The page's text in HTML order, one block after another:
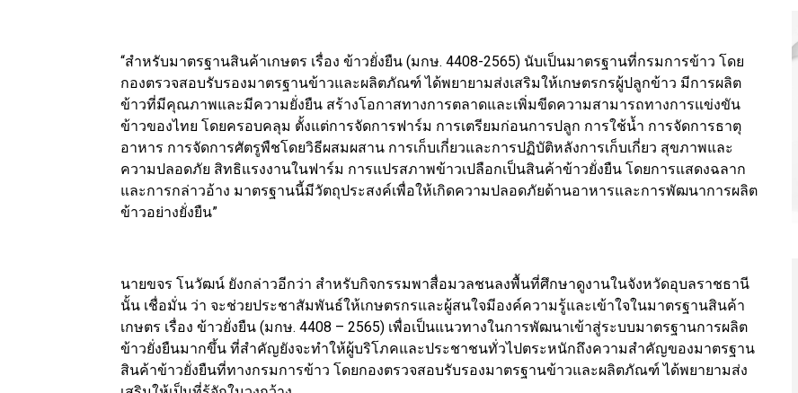
“สำหรับมาตรฐานสินค้าเกษตร เรื่อง ข้าวยั่งยืน (มกษ. 4408-2565) นับเป็นมาตรฐานที่กรมการข้าว โดย
กองตรวจสอบรับรองมาตรฐานข้าวและผลิตภัณฑ์ ได้พยายามส่งเสริมให้เกษตรกรผู้ปลูกข้าว มีการผลิต
ข้าวที่มีคุณภาพและมีความยั่งยืน สร้างโอกาสทางการตลาดและเพิ่มขีดความสามารถทางการแข่งขัน
ข้าวของไทย โดยครอบคลุม ตั้งแต่การจัดการฟาร์ม การเตรียมก่อนการปลูก การใช้น้ำ การจัดการธาตุ
อาหาร การจัดการศัตรูพืชโดยวิธีผสมผสาน การเก็บเกี่ยวและการปฏิบัติหลังการเก็บเกี่ยว สุขภาพและ
ความปลอดภัย สิทธิแรงงานในฟาร์ม การแปรสภาพข้าวเปลือกเป็นสินค้าข้าวยั่งยืน โดยการแสดงฉลาก
และการกล่าวอ้าง มาตรฐานนี้มีวัตถุประสงค์เพื่อให้เกิดความปลอดภัยด้านอาหารและการพัฒนาการผลิต
ข้าวอย่างยั่งยืน”
นายขจร โนวัฒน์ ยังกล่าวอีกว่า สำหรับกิจกรรมพาสื่อมวลชนลงพื้นที่ศึกษาดูงานในจังหวัดอุบลราชธานี
นั้น เชื่อมั่น ว่า จะช่วยประชาสัมพันธ์ให้เกษตรกรและผู้สนใจมีองค์ความรู้และเข้าใจในมาตรฐานสินค้า
เกษตร เรื่อง ข้าวยั่งยืน (มกษ. 4408 – 2565) เพื่อเป็นแนวทางในการพัฒนาเข้าสู่ระบบมาตรฐานการผลิต
ข้าวยั่งยืนมากขึ้น ที่สำคัญยังจะทำให้ผู้บริโภคและประชาชนทั่วไปตระหนักถึงความสำคัญของมาตรฐาน
สินค้าข้าวยั่งยืนที่ทางกรมการข้าว โดยกองตรวจสอบรับรองมาตรฐานข้าวและผลิตภัณฑ์ ได้พยายามส่ง